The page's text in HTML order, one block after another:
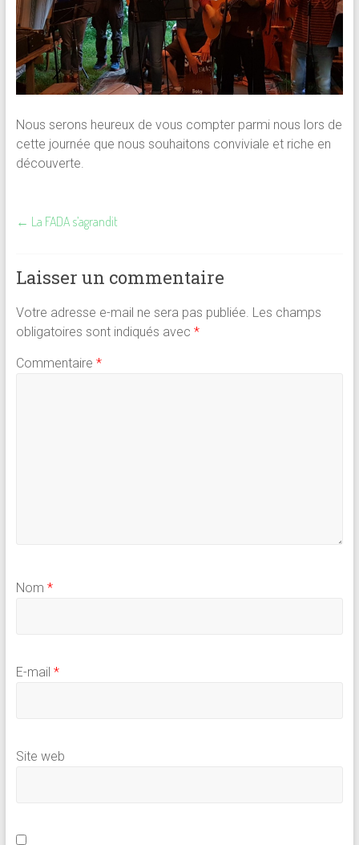
Nous serons heureux de vous compter parmi nous lors de
cette journée que nous souhaitons conviviale et riche en
découverte.
← La FADA s’agrandit
Laisser un commentaire
Votre adresse e-mail ne sera pas publiée. Les champs
obligatoires sont indiqués avec *
Commentaire *
Nom *
E-mail *
Site web